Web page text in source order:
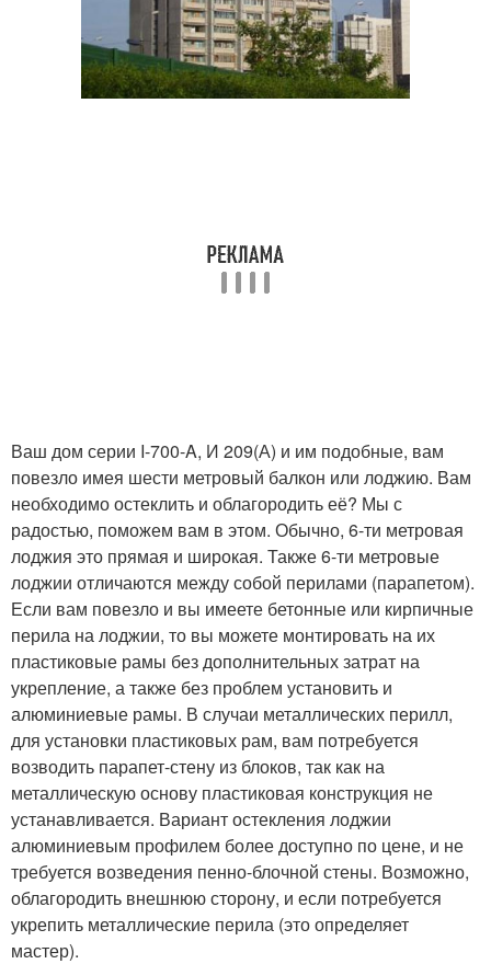
Ваш дом серии I-700-A, И 209(А) и им подобные, вам
повезло имея шести метровый балкон или лоджию. Вам
необходимо остеклить и облагородить её? Мы с
радостью, поможем вам в этом. Обычно, 6-ти метровая
лоджия это прямая и широкая. Также 6-ти метровые
лоджии отличаются между собой перилами (парапетом).
Если вам повезло и вы имеете бетонные или кирпичные
перила на лоджии, то вы можете монтировать на их
пластиковые рамы без дополнительных затрат на
укрепление, а также без проблем установить и
алюминиевые рамы. В случаи металлических перилл,
для установки пластиковых рам, вам потребуется
возводить парапет-стену из блоков, так как на
металлическую основу пластиковая конструкция не
устанавливается. Вариант остекления лоджии
алюминиевым профилем более доступно по цене, и не
требуется возведения пенно-блочной стены. Возможно,
облагородить внешнюю сторону, и если потребуется
укрепить металлические перила (это определяет
мастер).